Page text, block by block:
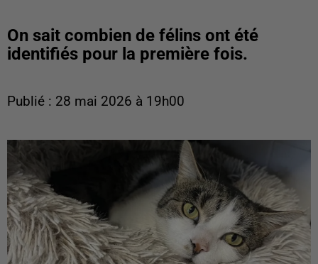
On sait combien de félins ont été
identifiés pour la première fois.
Publié : 28 mai 2026 à 19h00